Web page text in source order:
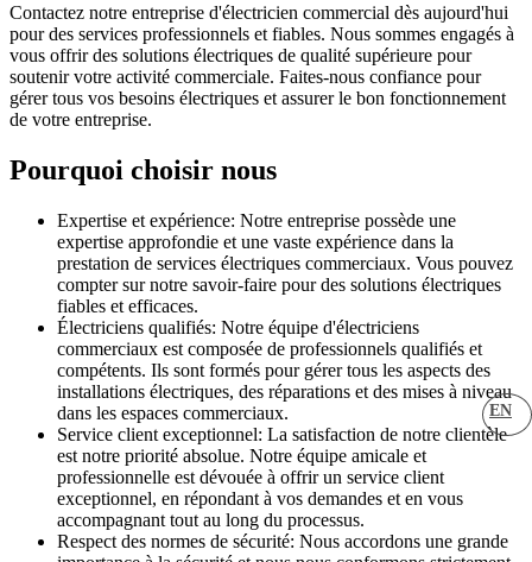
EN
Contactez notre entreprise d'électricien commercial dès aujourd'hui
pour des services professionnels et fiables. Nous sommes engagés à
vous offrir des solutions électriques de qualité supérieure pour
soutenir votre activité commerciale. Faites-nous confiance pour
gérer tous vos besoins électriques et assurer le bon fonctionnement
de votre entreprise.
Pourquoi choisir nous
Expertise et expérience: Notre entreprise possède une
expertise approfondie et une vaste expérience dans la
prestation de services électriques commerciaux. Vous pouvez
compter sur notre savoir-faire pour des solutions électriques
fiables et efficaces.
Électriciens qualifiés: Notre équipe d'électriciens
commerciaux est composée de professionnels qualifiés et
compétents. Ils sont formés pour gérer tous les aspects des
installations électriques, des réparations et des mises à niveau
dans les espaces commerciaux.
Service client exceptionnel: La satisfaction de notre clientèle
est notre priorité absolue. Notre équipe amicale et
professionnelle est dévouée à offrir un service client
exceptionnel, en répondant à vos demandes et en vous
accompagnant tout au long du processus.
Respect des normes de sécurité: Nous accordons une grande